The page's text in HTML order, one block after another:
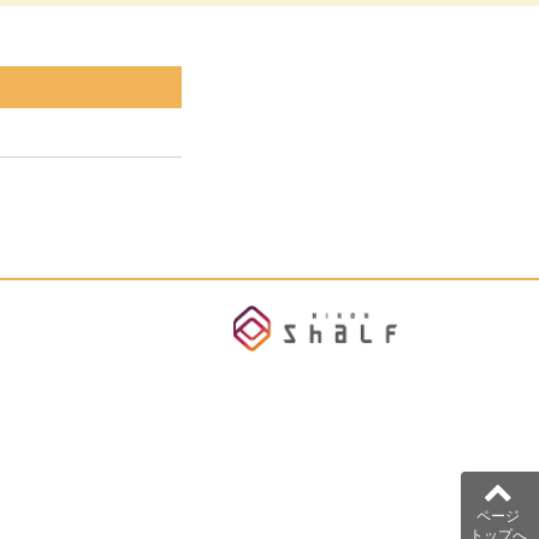
ページ
トップへ